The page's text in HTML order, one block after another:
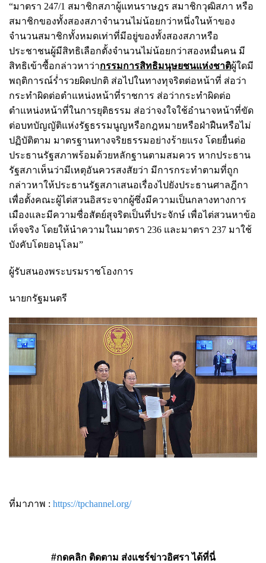
“มาตรา 247/1 สมาชิกสภาผู้แทนราษฎร สมาชิกวุฒิสภา หรือ
สมาชิกของทั้งสองสภาจำนวนไม่น้อยกว่าหนึ่งในห้าของ
จำนวนสมาชิกทั้งหมดเท่าที่มีอยู่ของทั้งสองสภาหรือ
ประชาชนผู้มีสิทธิเลือกตั้งจำนวนไม่น้อยกว่าสองหมื่นคน มี
สิทธิเข้าซื้อกล่าวหาว่ากรรมการสิทธิมนุษยชนแห่งชาติผู้ใดมี
พฤติการณ์ร่ำรวยผิดปกติ ส่อไปในทางทุจริตต่อหน้าที่ ส่อว่า
กระทำผิดต่อตำแหน่งหน้าที่ราชการ ส่อว่ากระทำผิดต่อ
ตำแหน่งหน้าที่ในการยุติธรรม ส่อว่าจงใจใช้อำนาจหน้าที่ขัด
ต่อบทบัญญัติแห่งรัฐธรรมนูญหรือกฎหมายหรือฝ่าฝืนหรือไม่
ปฏิบัติตาม มาตรฐานทางจริยธรรมอย่างร้ายแรง โดยยื่นต่อ
ประธานรัฐสภาพร้อมด้วยหลักฐานตามสมควร หากประธาน
รัฐสภาเห็นว่ามีเหตุอันควรสงสัยว่า มีการกระทำตามที่ถูก
กล่าวหาให้ประธานรัฐสภาเสนอเรื่องไปยังประธานศาลฎีกา
เพื่อตั้งคณะผู้ไต่สวนอิสระจากผู้ซึ่งมีความเป็นกลางทางการ
เมืองและมีความซื่อสัตย์สุจริตเป็นที่ประจักษ์ เพื่อไต่สวนหาข้อ
เท็จจริง โดยให้นำความในมาตรา 236 และมาตรา 237 มาใช้
บังคับโดยอนุโลม”
ผู้รับสนองพระบรมราชโองการ
นายกรัฐมนตรี
ที่มาภาพ : https://tpchannel.org/
#กดคลิก ติดตาม ส่งแชร์ข่าวอิศรา ได้ที่นี่